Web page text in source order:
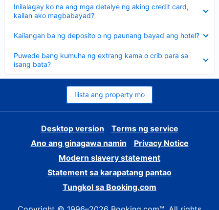
Inilalagay ko na ang mga detalye ng aking credit card,
kailan ako magbabayad?
ang
sagot
Kailangan ba ng deposito o ng paunang bayad ang hotel?
ang
Puwede bang kumuha ng extrang kama o crib para sa
isang bata?
ang
sagot
Ilista ang property mo
Desktop version
Terms ng service
Ano ang ginagawa namin
Privacy Notice
Modern slavery statement
Statement sa karapatang pantao
Tungkol sa Booking.com